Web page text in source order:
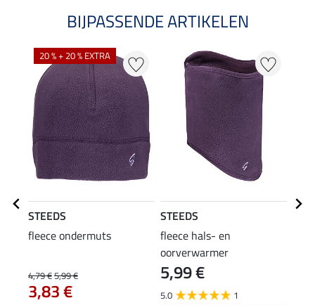
BIJPASSENDE ARTIKELEN
20 % + 20 % EXTRA
STEEDS
fleece ondermuts
4,79 €5,99 €
3,83 €
STEEDS
fleece hals- en
oorverwarmer
5,99 €
5.0 1